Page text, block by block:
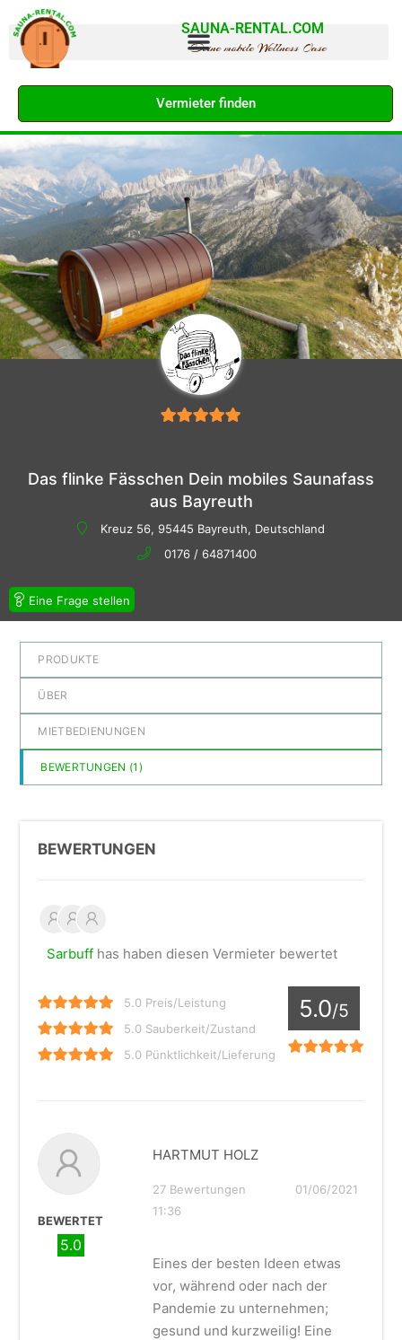
SAUNA-RENTAL.COM
Deine mobile Wellness Oase
Vermieter finden
Das flinke Fässchen Dein mobiles Saunafass
aus Bayreuth
Kreuz 56, 95445 Bayreuth, Deutschland
0176 / 64871400
Eine Frage stellen
PRODUKTE
ÜBER
MIETBEDIENUNGEN
BEWERTUNGEN (1 )
BEWERTUNGEN
Sarbuff has haben diesen Vermieter bewertet
5.0 Preis/Leistung
5.0 Sauberkeit/Zustand
5.0 Pünktlichkeit/Lieferung
5.0/5
BEWERTET
5.0
HARTMUT HOLZ
27 Bewertungen
01/06/2021
11:36
Eines der besten Ideen etwas
vor, während oder nach der
Pandemie zu unternehmen;
gesund und kurzweilig! Eine